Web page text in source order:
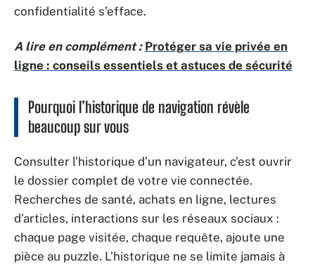
confidentialité s’efface.
A lire en complément : Protéger sa vie privée en
ligne : conseils essentiels et astuces de sécurité
Pourquoi l’historique de navigation révèle
beaucoup sur vous
Consulter l’historique d’un navigateur, c’est ouvrir
le dossier complet de votre vie connectée.
Recherches de santé, achats en ligne, lectures
d’articles, interactions sur les réseaux sociaux :
chaque page visitée, chaque requête, ajoute une
pièce au puzzle. L’historique ne se limite jamais à